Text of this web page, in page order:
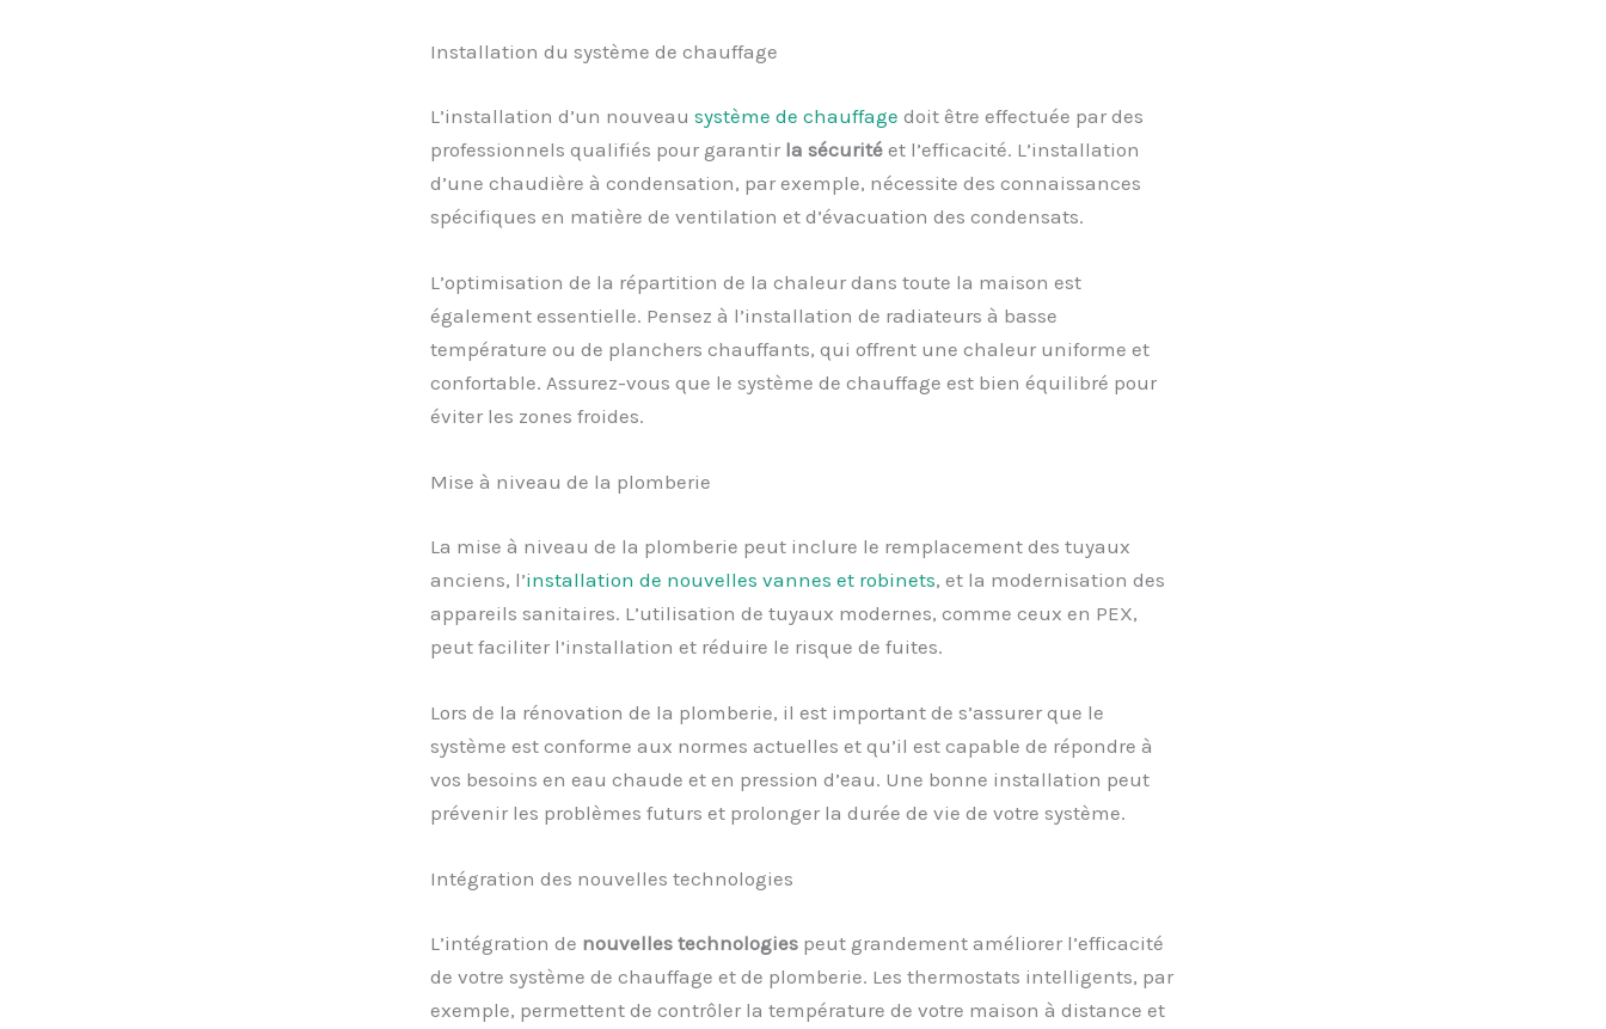
Installation du système de chauffage
L’installation d’un nouveau système de chauffage doit être effectuée par des
professionnels qualifiés pour garantir la sécuritéet l’efficacité. L’installation
d’une chaudière à condensation, par exemple, nécessite des connaissances
spécifiques en matière de ventilation et d’évacuation des condensats.
L’optimisation de la répartition de la chaleur dans toute la maison est
également essentielle. Pensez à l’installation de radiateurs à basse
température ou de planchers chauffants, qui offrent une chaleur uniforme et
confortable. Assurez-vous que le système de chauffage est bien équilibré pour
éviter les zones froides.
Mise à niveau de la plomberie
La mise à niveau de la plomberie peut inclure le remplacement des tuyaux
anciens, l’installation de nouvelles vannes et robinets, et la modernisation des
appareils sanitaires. L’utilisation de tuyaux modernes, comme ceux en PEX,
peut faciliter l’installation et réduire le risque de fuites.
Lors de la rénovation de la plomberie, il est important de s’assurer que le
système est conforme aux normes actuelles et qu’il est capable de répondre à
vos besoins en eau chaude et en pression d’eau. Une bonne installation peut
prévenir les problèmes futurs et prolonger la durée de vie de votre système.
Intégration des nouvelles technologies
L’intégration de nouvelles technologiespeut grandement améliorer l’efficacité
de votre système de chauffage et de plomberie. Les thermostats intelligents, par
exemple, permettent de contrôler la température de votre maison à distance et